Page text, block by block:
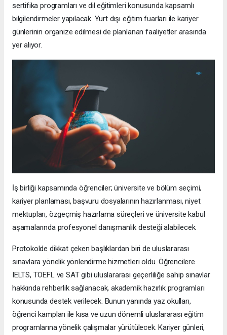
sertifika programları ve dil eğitimleri konusunda kapsamlı
bilgilendirmeler yapılacak. Yurt dışı eğitim fuarları ile kariyer
günlerinin organize edilmesi de planlanan faaliyetler arasında
yer alıyor.
İş birliği kapsamında öğrenciler; üniversite ve bölüm seçimi,
kariyer planlaması, başvuru dosyalarının hazırlanması, niyet
mektupları, özgeçmiş hazırlama süreçleri ve üniversite kabul
aşamalarında profesyonel danışmanlık desteği alabilecek.
Protokolde dikkat çeken başlıklardan biri de uluslararası
sınavlara yönelik yönlendirme hizmetleri oldu. Öğrencilere
IELTS, TOEFL ve SAT gibi uluslararası geçerliliğe sahip sınavlar
hakkında rehberlik sağlanacak, akademik hazırlık programları
konusunda destek verilecek. Bunun yanında yaz okulları,
öğrenci kampları ile kısa ve uzun dönemli uluslararası eğitim
programlarına yönelik çalışmalar yürütülecek. Kariyer günleri,